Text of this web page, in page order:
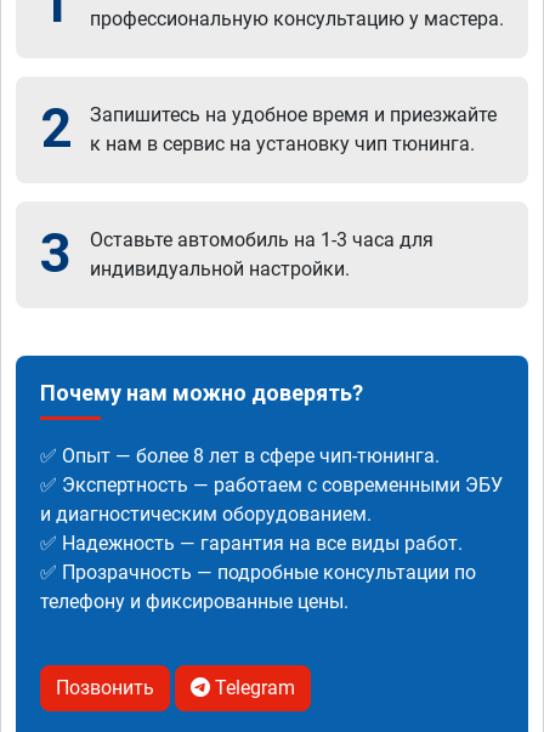
профессиональную консультацию у мастера.
2
Запишитесь на удобное время и приезжайте
к нам в сервис на установку чип тюнинга.
3
Оставьте автомобиль на 1-3 часа для
индивидуальной настройки.
Почему нам можно доверять?
✅ Опыт — более 8 лет в сфере чип-тюнинга.
✅ Экспертность — работаем с современными ЭБУ
и диагностическим оборудованием.
✅ Надежность — гарантия на все виды работ.
✅ Прозрачность — подробные консультации по
телефону и фиксированные цены.
Позвонить Telegram